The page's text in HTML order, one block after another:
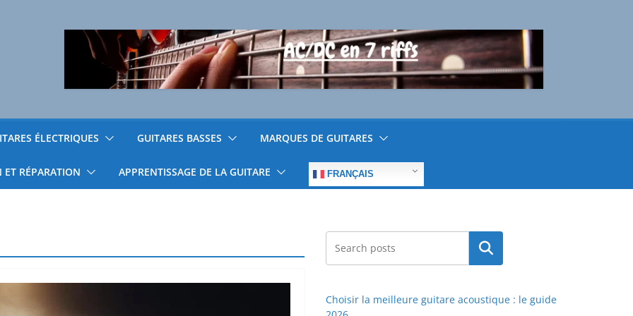
ÉLECTRIQUES GUITARES BASSES MARQUES DE GUITARES
ET RÉPARATION APPRENTISSAGE DE LA GUITARE FRANÇAIS
Rechercher
Choisir la meilleure guitare acoustique : le guide